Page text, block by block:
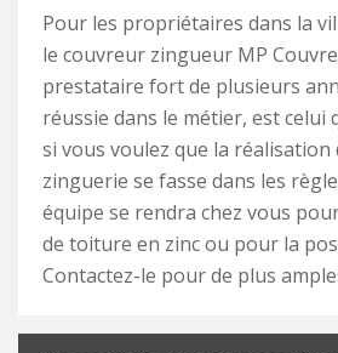
Pour les propriétaires dans la
le couvreur zingueur MP
prestataire fort de plusieurs
réussie dans le métier, est celui
si vous voulez que la réalisation
zinguerie se fasse dans les
équipe se rendra chez vous
de toiture en zinc ou pour la
Contactez-le pour de plus